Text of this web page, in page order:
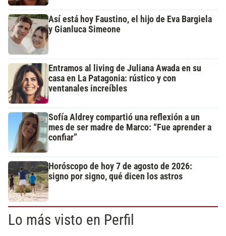
Así está hoy Faustino, el hijo de Eva Bargiela
y Gianluca Simeone
Entramos al living de Juliana Awada en su
casa en La Patagonia: rústico y con
ventanales increíbles
Sofía Aldrey compartió una reflexión a un
mes de ser madre de Marco: “Fue aprender a
confiar”
Horóscopo de hoy 7 de agosto de 2026:
signo por signo, qué dicen los astros
Lo más visto en Perfil